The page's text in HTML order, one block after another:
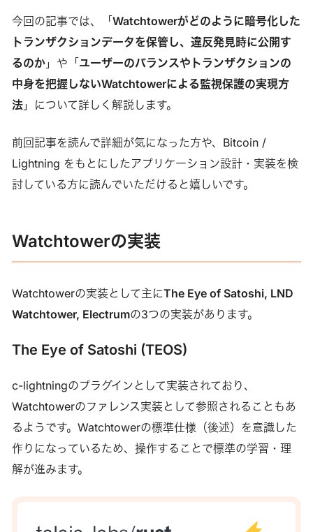
今回の記事では、「 Watchtowerがどのように暗号化した
トランザクションデータを保管し、違反発見時に公開す
るのか」や「 ユーザーのバランスやトランザクションの
中身を把握しないWatchtowerによる監視保護の実現方
法」について詳しく解説します。
前回記事を読んで詳細が気になった方や、Bitcoin /
Lightning をもとにしたアプリケーション設計・実装を検
討している方に読んでいただけると嬉しいです。
Watchtowerの実装
Watchtowerの実装として主にThe Eye of Satoshi, LND
Watchtower, Electrumの3つの実装があります。
The Eye of Satoshi (TEOS)
c-lightningのプラグインとして実装されており、
Watchtowerのファレンス実装として参照されることもあ
るようです。Watchtowerの標準仕様（後述）を意識した
作りになっているため、操作することで標準の学習・理
解が進みます。